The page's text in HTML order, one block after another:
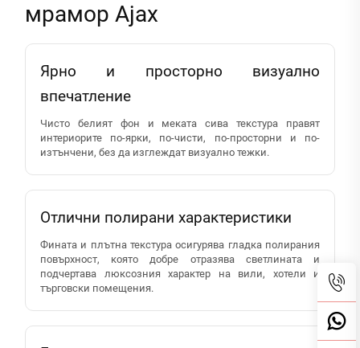
мрамор Ajax
Ярно и просторно визуално
впечатление
Чисто белият фон и меката сива текстура правят
интериорите по-ярки, по-чисти, по-просторни и по-
изтънчени, без да изглеждат визуално тежки.
Отлични полирани характеристики
Фината и плътна текстура осигурява гладка полирания
повърхност, която добре отразява светлината и
подчертава люксозния характер на вили, хотели и
търговски помещения.